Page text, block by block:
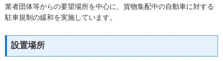
業者団体等からの要望場所を中心に、貨物集配中の自動車に対する
駐車規制の緩和を実施しています。
設置場所